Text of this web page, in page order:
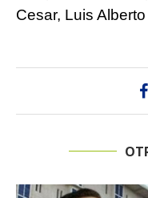
Cesar, Luis